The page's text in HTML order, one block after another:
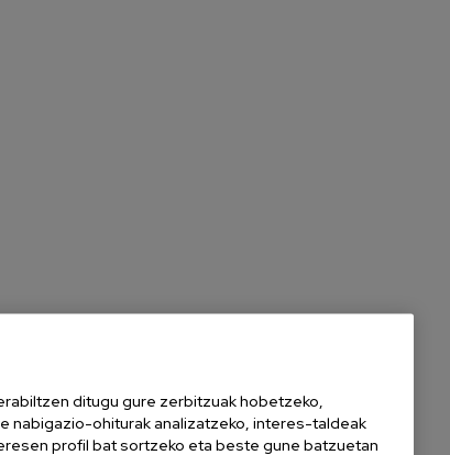
ditugu gure zerbitzuak hobetzeko,
nabigazio-ohiturak analizatzeko, interes-taldeak
profil bat sortzeko eta beste gune batzuetan